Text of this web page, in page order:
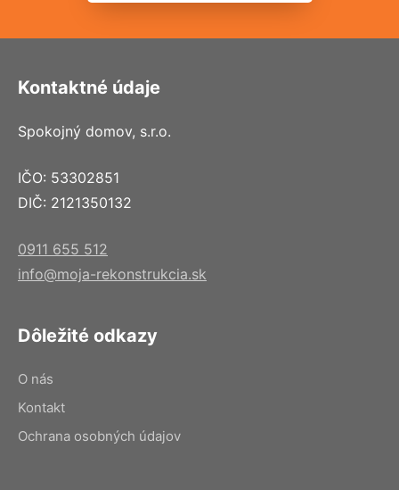
Kontaktné údaje
Spokojný domov, s.r.o.
IČO: 53302851
DIČ: 2121350132
0911 655 512
info@moja-rekonstrukcia.sk
Dôležité odkazy
O nás
Kontakt
Ochrana osobných údajov